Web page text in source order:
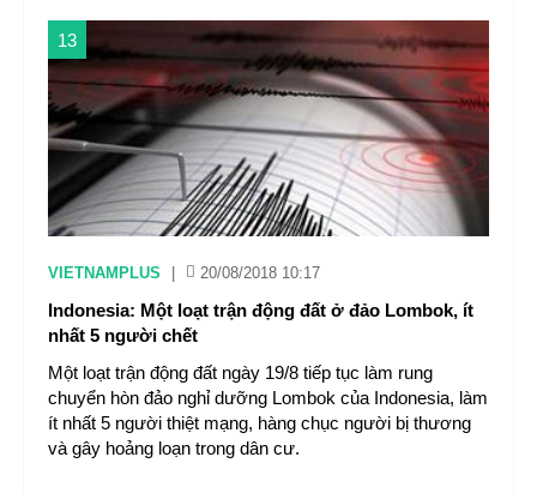
13
VIETNAMPLUS 20/08/2018 10:17
Indonesia: Một loạt trận động đất ở đảo Lombok, ít
nhất 5 người chết
Một loạt trận động đất ngày 19/8 tiếp tục làm rung
chuyển hòn đảo nghỉ dưỡng Lombok của Indonesia, làm
ít nhất 5 người thiệt mạng, hàng chục người bị thương
và gây hoảng loạn trong dân cư.